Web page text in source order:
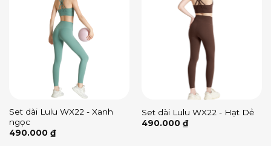
Set dài Lulu WX22 - Xanh
ngọc
490.000 ₫
Set dài Lulu WX22 - Hạt Dẻ
490.000 ₫